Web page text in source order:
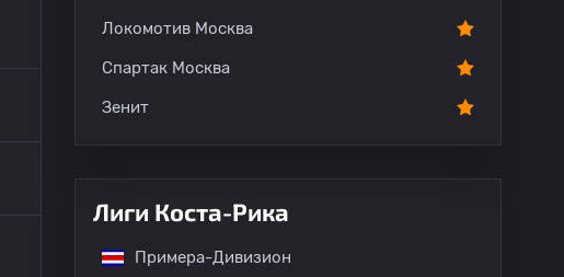
Локомотив Москва
Спартак Москва
Зенит
Лиги Коста-Рика
Примера-Дивизион